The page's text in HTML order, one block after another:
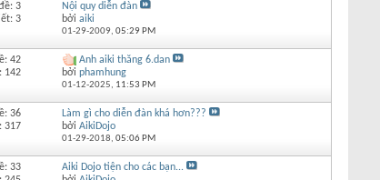
3
3
Nội quy diễn đàn
bởi aiki
01-29-2009, 05:29 PM
42
142
Anh aiki thăng 6.dan
bởi phamhung
01-12-2025, 11:53 PM
36
317
Làm gì cho diễn đàn khá hơn???
bởi AikiDojo
01-29-2018, 05:06 PM
33
Aiki Dojo tiện cho các bạn...